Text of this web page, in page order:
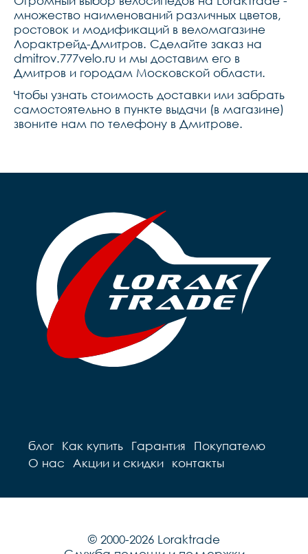
множество наименований различных цветов,
ростовок и модификаций в веломагазине
Лорактрейд-Дмитров. Сделайте заказ на
dmitrov.777velo.ru и мы доставим его в
Дмитров и городам Московской области.
Чтобы узнать стоимость доставки или забрать
самостоятельно в пункте выдачи (в магазине)
звоните нам по телефону в Дмитрове.
блог Как купить Гарантия
Покупателю
О нас
Акции и скидки контакты
© 2000-2026 Loraktrade